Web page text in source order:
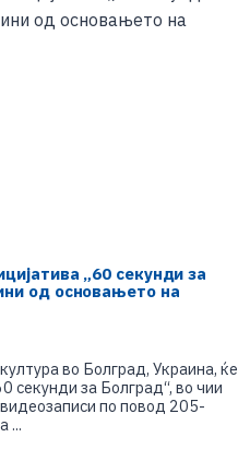
„60 секунди за
од основањето на
во Болград, Украина, ќе
секунди за Болград“, во чии
по повод 205-
...